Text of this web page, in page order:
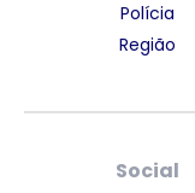
Polícia
Região
Social